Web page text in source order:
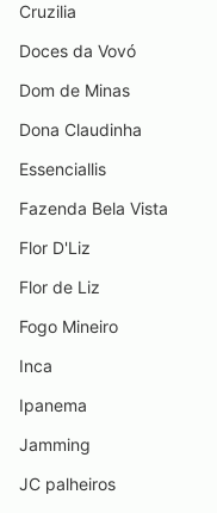
Cruzilia
Doces da Vovó
Dom de Minas
Dona Claudinha
Essenciallis
Fazenda Bela Vista
Flor D'Liz
Flor de Liz
Fogo Mineiro
Inca
Ipanema
Jamming
JC palheiros